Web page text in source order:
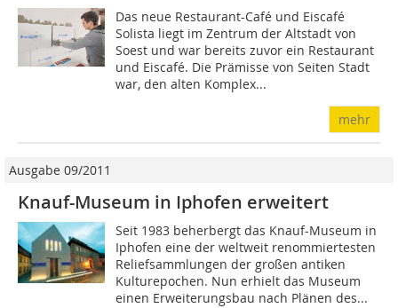
Das neue Restaurant-Café und Eiscafé
Solista liegt im Zentrum der Altstadt von
Soest und war bereits zuvor ein Restaurant
und Eiscafé. Die Prämisse von Seiten Stadt
war, den alten Komplex...
mehr
Ausgabe 09/2011
Knauf-Museum in Iphofen erweitert
Seit 1983 beherbergt das Knauf-Museum in
Iphofen eine der weltweit renommiertesten
Reliefsammlungen der großen antiken
Kulturepochen. Nun erhielt das Museum
einen Erweiterungsbau nach Plänen des...